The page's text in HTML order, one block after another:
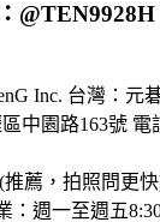
@TEN9928H
Inc. 台灣：元
中園路163號 電
薦，拍照問更快
：週一至週五